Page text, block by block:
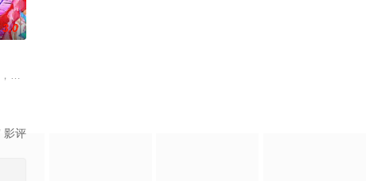
仙语的刻意
凡间。 在宇宙中，像天罚大陆这样的凡间位面，数
从集万千宠爱于一身的'小弟弟'转变为需中间的孩子时，他们的世界发生了微妙
3.0
下一秒竟然血流成河……明明是爱民如子的君王下一秒竟然变成嗜血凶兽……“
影评